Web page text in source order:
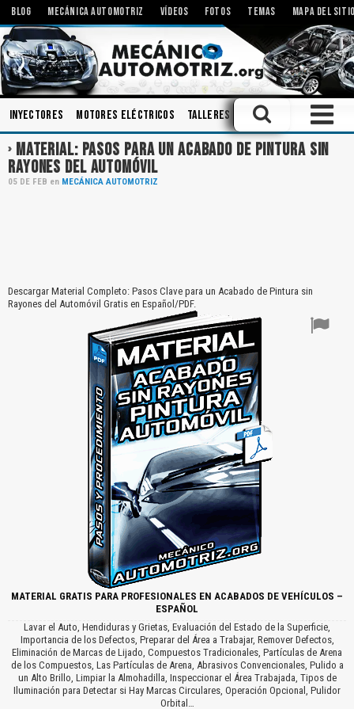
BLOG MECÁNICA AUTOMOTRIZ VÍDEOS FOTOS TEMAS MAPA DEL
Inyectores Motores Eléctricos Talleres Tecnologías
MATERIAL: PASOS PARA UN ACABADO DE PINTURA SIN
RAYONES DEL AUTOMÓVIL
05 DE FEB en MECÁNICA AUTOMOTRIZ
Descargar Material Completo: Pasos Clave para un Acabado de Pintura sin
Rayones del Automóvil Gratis en Español/PDF.
MATERIAL GRATIS PARA PROFESIONALES EN ACABADOS DE VEHÍCULOS –
ESPAÑOL
Lavar el Auto, Hendiduras y Grietas, Evaluación del Estado de la Superficie,
Importancia de los Defectos, Preparar del Área a Trabajar, Remover Defectos,
Eliminación de Marcas de Lijado, Compuestos Tradicionales, Partículas de Arena
de los Compuestos, Las Partículas de Arena, Abrasivos Convencionales, Pulido a
un Alto Brillo, Limpiar la Almohadilla, Inspeccionar el Área Trabajada, Tipos de
Iluminación para Detectar si Hay Marcas Circulares, Operación Opcional, Pulidor
Orbital…